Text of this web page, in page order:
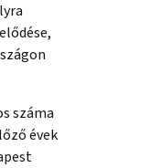
száma
évek